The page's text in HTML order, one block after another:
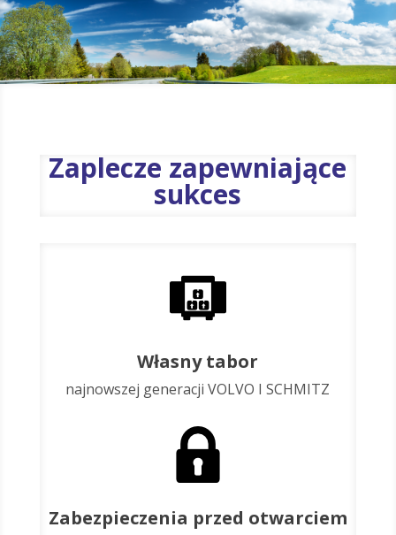
Zaplecze zapewniające
sukces
Własny tabor
najnowszej generacji VOLVO I SCHMITZ
Zabezpieczenia przed otwarciem